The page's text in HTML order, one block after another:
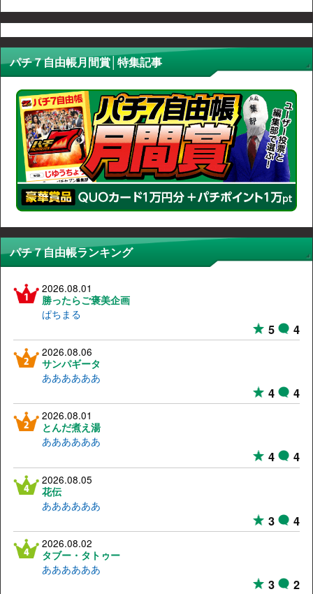
パチ７自由帳月間賞│特集記事
パチ７自由帳ランキング
2026.08.01
勝ったらご褒美企画
ぱちまる
5 4
2026.08.06
サンパギータ
ああああああ
4 4
2026.08.01
とんだ煮え湯
ああああああ
4 4
2026.08.05
花伝
ああああああ
3 4
2026.08.02
タブー・タトゥー
ああああああ
3 2